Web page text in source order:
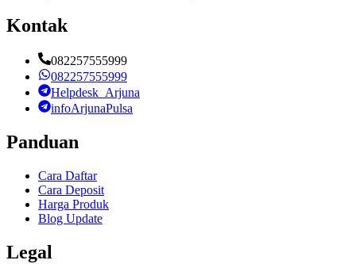
Kontak
082257555999
082257555999
Helpdesk_Arjuna
infoArjunaPulsa
Panduan
Cara Daftar
Cara Deposit
Harga Produk
Blog Update
Legal